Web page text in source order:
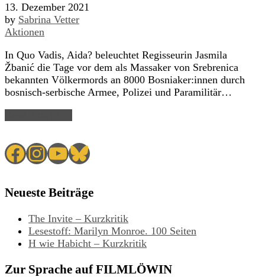
13. Dezember 2021
by Sabrina Vetter
Aktionen
In Quo Vadis, Aida? beleuchtet Regisseurin Jasmila
Žbanić die Tage vor dem als Massaker von Srebrenica
bekannten Völkermords an 8000 Bosniaker:innen durch
bosnisch-serbische Armee, Polizei und Paramilitär…
Facebook
Instagram
YouTube
Bluesky
Neueste Beiträge
The Invite – Kurzkritik
Lesestoff: Marilyn Monroe. 100 Seiten
H wie Habicht – Kurzkritik
Zur Sprache auf FILMLÖWIN